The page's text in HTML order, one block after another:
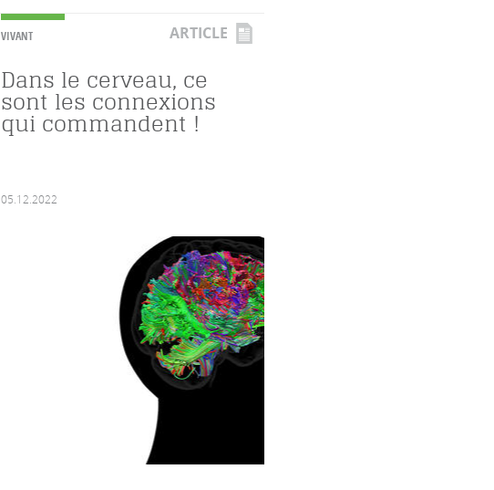
VIVANT ARTICLE
Dans le cerveau, ce
sont les connexions
qui commandent !
05.12.2022